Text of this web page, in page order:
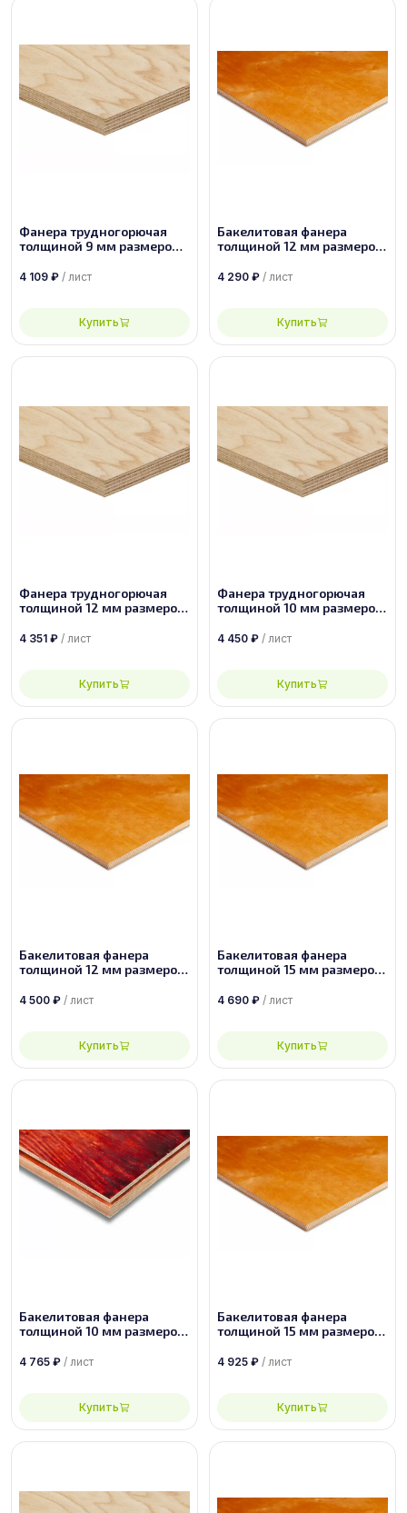
Фанера трудногорючая
толщиной 9 мм размером
4 109 ₽ / лист
Купить
Бакелитовая фанера
толщиной 12 мм размером
4 290 ₽ / лист
Купить
Фанера трудногорючая
толщиной 12 мм размером
4 351 ₽ / лист
Купить
Фанера трудногорючая
толщиной 10 мм размером
4 450 ₽ / лист
Купить
Бакелитовая фанера
толщиной 12 мм размером
4 500 ₽ / лист
Купить
Бакелитовая фанера
толщиной 15 мм размером
4 690 ₽ / лист
Купить
Бакелитовая фанера
толщиной 10 мм размером
4 765 ₽ / лист
Купить
Бакелитовая фанера
толщиной 15 мм размером
4 925 ₽ / лист
Купить